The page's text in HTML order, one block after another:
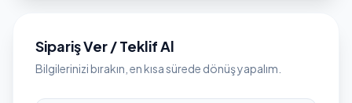
Sipariş Ver / Teklif Al
Bilgilerinizi bırakın, en kısa sürede dönüş yapalım.